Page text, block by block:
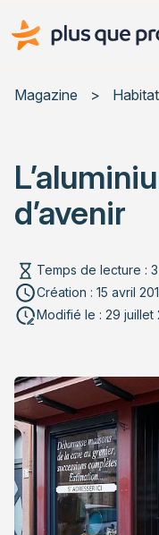
Plus que pro Mag'
Services
Actualités
Rechercher un
Magazine > Habitat
d’avenir
Temps de lecture : 3
Création : 15 avril
Modifié le : 29 juillet